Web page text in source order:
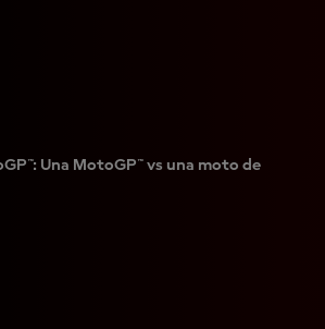
Una MotoGP™ vs una moto de